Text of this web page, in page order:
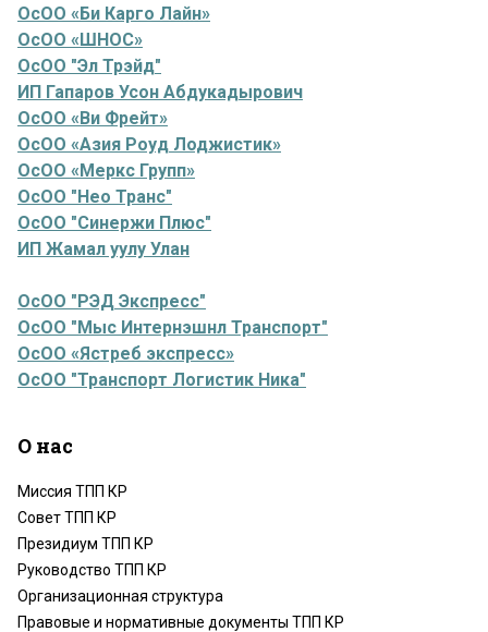
ОсОО «Би Карго Лайн»
ОсОО «ШНОС»
ОсОО "Эл Трэйд"
ИП Гапаров Усон Абдукадырович
ОсОО «Ви Фрейт»
ОсОО «Азия Роуд Лоджистик»
ОсОО «Меркс Групп»
ОсОО "Нео Транс"
ОсОО "Синержи Плюс"
ИП Жамал уулу Улан
ОсОО "РЭД Экспресс"
ОсОО "Мыс Интернэшнл Транспорт"
ОсОО «Ястреб экспресс»
ОсОО "Транспорт Логистик Ника"
О нас
Миссия ТПП КР
Совет ТПП КР
Президиум ТПП КР
Руководство ТПП КР
Организационная структура
Правовые и нормативные документы ТПП КР